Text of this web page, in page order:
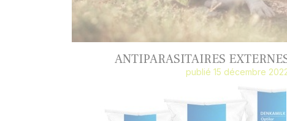
ANTIPARASITAIRES
publié 15 décembre